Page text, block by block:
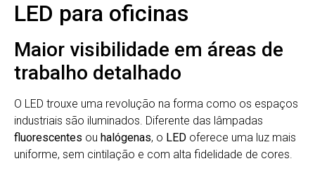
LED para oficinas
Maior visibilidade em áreas de
trabalho detalhado
O LED trouxe uma revolução na forma como os espaços
industriais são iluminados. Diferente das lâmpadas
fluorescentes ou halógenas, o LED oferece uma luz mais
uniforme, sem cintilação e com alta fidelidade de cores.